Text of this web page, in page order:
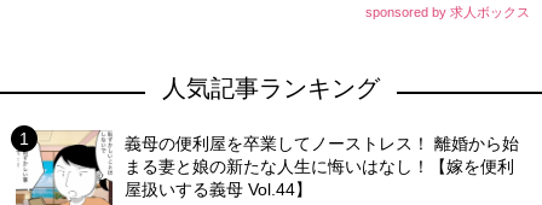
sponsored by 求人ボックス
人気記事ランキング
義母の便利屋を卒業してノーストレス！ 離婚から始
まる妻と娘の新たな人生に悔いはなし！【嫁を便利
屋扱いする義母 Vol.44】